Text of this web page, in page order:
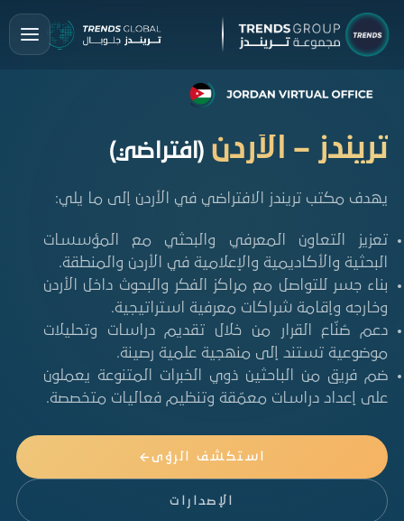
تريندز – الأردن (افتراضي)
يهدف مكتب تريندز الافتراضي في الأردن إلى ما يلي:
تعزيز التعاون المعرفي والبحثي مع المؤسسات
البحثية والأكاديمية والإعلامية في الأردن والمنطقة.
بناء جسر للتواصل مع مراكز الفكر والبحوث داخل الأردن
وخارجه وإقامة شراكات معرفية استراتيجية.
دعم صُنّاع القرار من خلال تقديم دراسات وتحليلات
موضوعية تستند إلى منهجية علمية رصينة.
ضم فريق من الباحثين ذوي الخبرات المتنوعة يعملون
على إعداد دراسات معمّقة وتنظيم فعاليات متخصصة.
استكشف الرؤى
الإصدارات